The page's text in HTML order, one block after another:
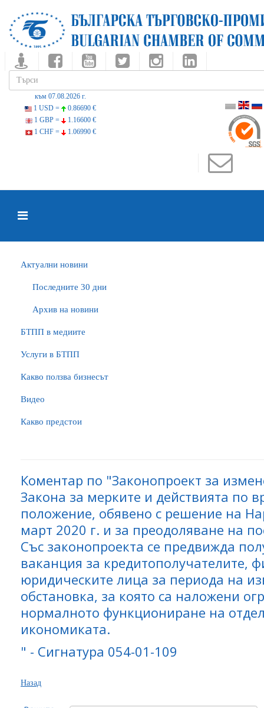
към 07.08.2026 г.
1 USD =
0.86690 €
1 GBP =
1.16600 €
1 CHF =
1.06990 €
Актуални новини
Последните 30 дни
Архив на новини
БTПП в медиите
Услуги в БТПП
Какво ползва бизнесът
Видео
Какво предстои
Коментар по "Законопроект за
Закона за мерките и действията по
положение, обявено с решение на
март 2020 г. и за преодоляване на
Със законопроекта се предвижда
ваканция за кредитополучателите,
юридическите лица за периода на
обстановка, за която са наложени
нормалното функциониране на
икономиката.
" - Сигнатура 054-01-109
Назад